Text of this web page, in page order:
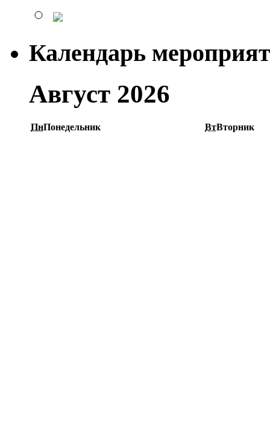
Календарь
Август 2026
ПнПонедельник ВтВторник